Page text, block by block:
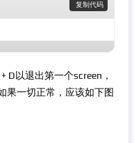
复制代码
D以退出第一个screen，
果一切正常，应该如下图